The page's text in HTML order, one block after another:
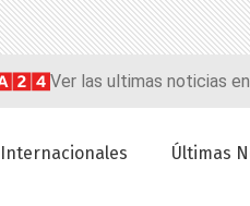
Ver las ultimas noticias en
Internacionales Últimas